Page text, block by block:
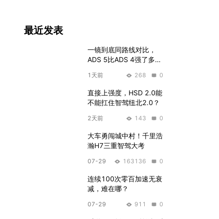
最近发表
一镜到底同路线对比，
ADS 5比ADS 4强了多
1天前 268 0
直接上强度，HSD 2.0能
不能扛住智驾纽北2.0？
2天前 143 0
大车勇闯城中村！千里浩
瀚H7三重智驾大考
07-29 163136 0
连续100次零百加速无衰
减，难在哪？
07-29 911 0